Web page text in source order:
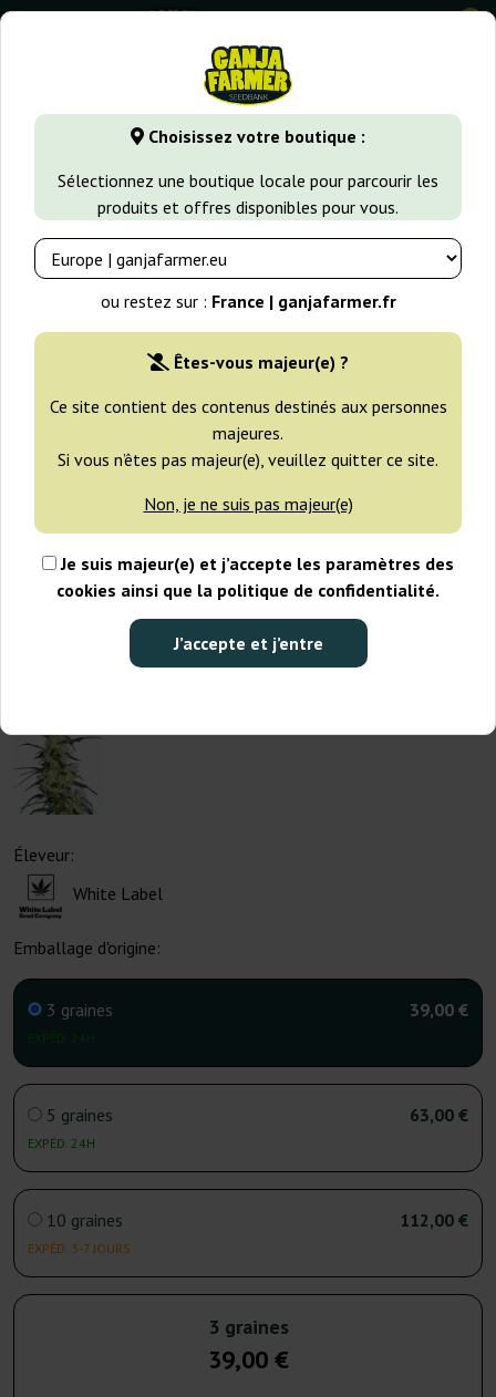
Choisissez votre boutique :
Sélectionnez une boutique locale pour parcourir les
produits et offres disponibles pour vous.
ou restez sur : France | ganjafarmer.fr
Êtes-vous majeur(e) ?
Ce site contient des contenus destinés aux personnes
majeures.
Si vous n’êtes pas majeur(e), veuillez quitter ce site.
Non, je ne suis pas majeur(e)
Je suis majeur(e) et j’accepte les paramètres des
cookies ainsi que la politique de confidentialité.
J’accepte et j’entre
0
GanjaFarmer.fr Variétés de Cannabis Purple Haze
Éleveur:
White Label
Emballage d'origine:
3 graines 39,00 €
5 graines
EXPÉD. 24H
63,00 €
10 graines
EXPÉD. 3-7 JOURS
112,00 €
3 graines
39,00 €